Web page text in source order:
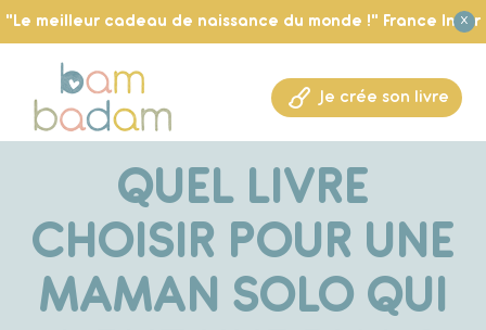
Je crée son livre
QUEL LIVRE
CHOISIR POUR UNE
MAMAN SOLO QUI
"Le meilleur cadeau de naissance du monde !" France Inter
X